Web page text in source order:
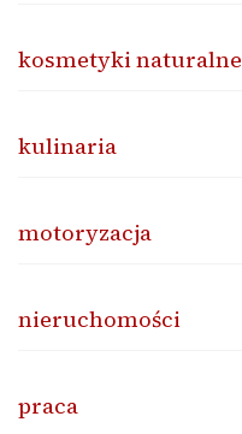
kosmetyki naturalne
kulinaria
motoryzacja
nieruchomości
praca